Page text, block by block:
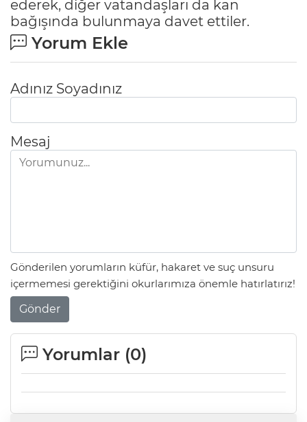
ederek, diğer vatandaşları da kan
bağışında bulunmaya davet ettiler.
Yorum Ekle
Adınız Soyadınız
Mesaj
Gönderilen yorumların küfür, hakaret ve suç unsuru
içermemesi gerektiğini okurlarımıza önemle hatırlatırız!
Gönder
Yorumlar (0)